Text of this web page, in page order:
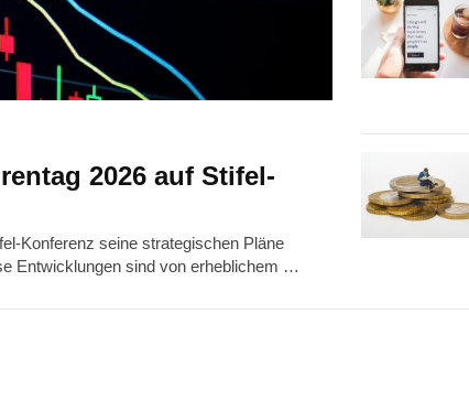
2026 auf Stifel-
Konferenz seine strategischen Pläne
Entwicklungen sind von erheblichem …